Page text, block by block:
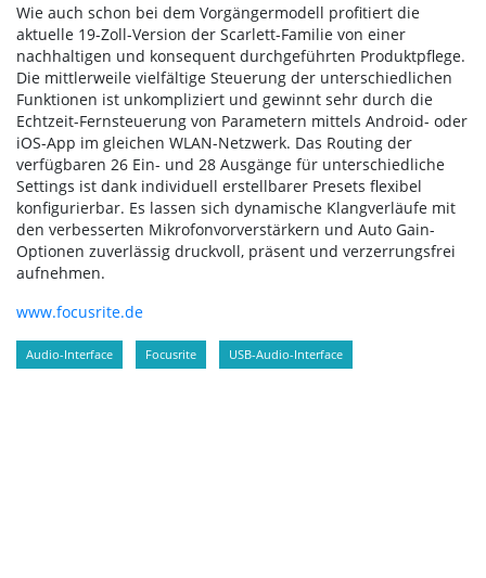
Wie auch schon bei dem Vorgängermodell profitiert die
aktuelle 19-Zoll-Version der Scarlett-Familie von einer
nachhaltigen und konsequent durchgeführten Produktpflege.
Die mittlerweile vielfältige Steuerung der unterschiedlichen
Funktionen ist unkompliziert und gewinnt sehr durch die
Echtzeit-Fernsteuerung von Parametern mittels Android- oder
iOS-App im gleichen WLAN-Netzwerk. Das Routing der
verfügbaren 26 Ein- und 28 Ausgänge für unterschiedliche
Settings ist dank individuell erstellbarer Presets flexibel
konfigurierbar. Es lassen sich dynamische Klangverläufe mit
den verbesserten Mikrofonvorverstärkern und Auto Gain-
Optionen zuverlässig druckvoll, präsent und verzerrungsfrei
aufnehmen.
www.focusrite.de
Audio-Interface Focusrite USB-Audio-Interface